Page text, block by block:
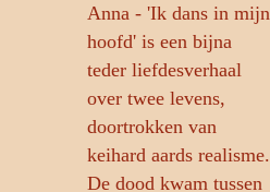
Anna - 'Ik dans in mijn
hoofd' is een bijna
teder liefdesverhaal
over twee levens,
doortrokken van
keihard aards realisme.
De dood kwam tussen